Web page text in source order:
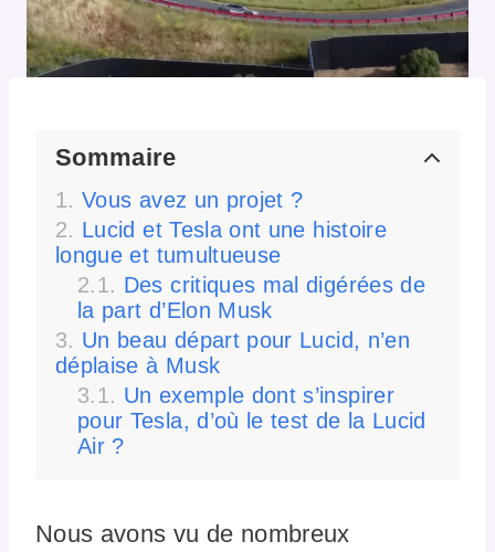
Sommaire
Vous avez un projet ?
Lucid et Tesla ont une histoire
longue et tumultueuse
Des critiques mal digérées de
la part d’Elon Musk
Un beau départ pour Lucid, n’en
déplaise à Musk
Un exemple dont s’inspirer
pour Tesla, d’où le test de la Lucid
Air ?
Nous avons vu de nombreux